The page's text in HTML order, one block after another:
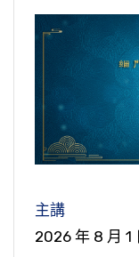
持續的時間不
節錄自：大
它，不要想去
有不了。不
了，就是你
有不了，那
有嗎？所以《
「一切法畢竟
有、要控制
真相我們就放
日，我們就自在
思惑，但是這
件。好像你考
一百分，你起
就沒辦法了。
所以戒定你起
六十分以上才
淨土法門要
學校就錄取，
不能低到連這
如意的事情
要去觀察，這
樣，那不是真
心，逆境不
那你很快就會
節錄自：千
心陀羅尼經（
殺生還殺人，
這個時代很
深重的業障
造這種重業
往生西方，帶
礙你，冤親債
節錄自：千手
主講
2026 年 8 月 1